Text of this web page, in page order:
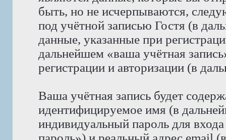
быть, но не исчерпываются,
под учётной записью Гостя (в
данные, указанные при
дальнейшем «ваша учётная
регистрации и авторизации (в
Ваша учётная запись будет
идентифицируемое имя (в
индивидуальный пароль для